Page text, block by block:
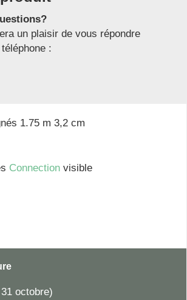
un plaisir de vous répondre
:
1.75 m 3,2 cm
Connection visible
octobre)